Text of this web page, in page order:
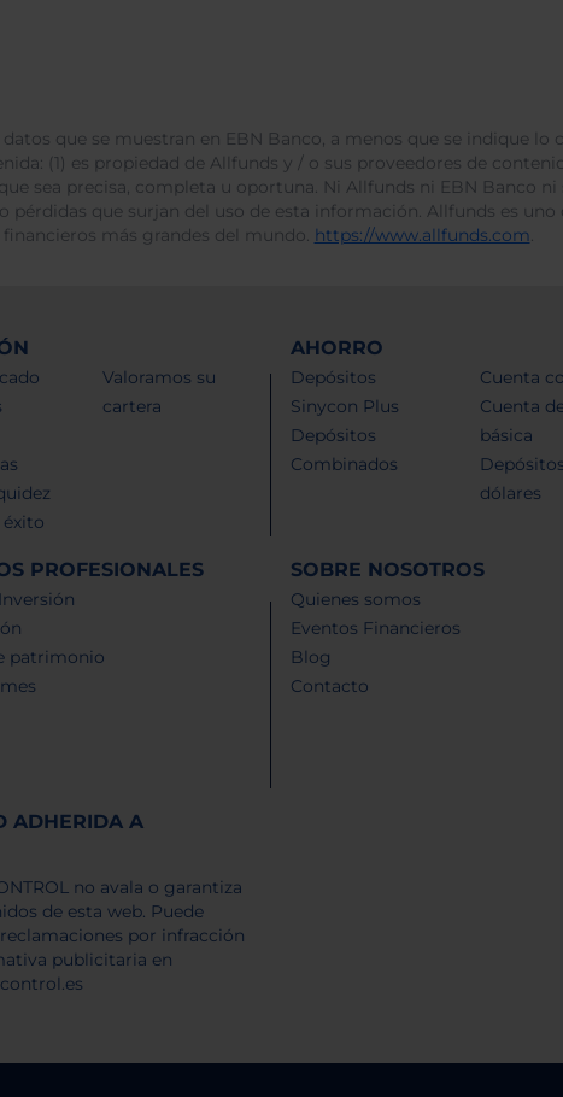
datos que se muestran en EBN Banco, a menos que se indique
(1) es propiedad de Allfunds y / o sus proveedores de
sea precisa, completa u oportuna. Ni Allfunds ni EBN Banco
o pérdidas que surjan del uso de esta información. Allfunds es
más grandes del mundo. https://www.allfunds.com.
éxito
Valoramos su
cartera
AHORRO
Depósitos
Sinycon Plus
Depósitos
Combinados
Cuenta
Cuenta
básica
dólares
PROFESIONALES
patrimonio
SOBRE NOSOTROS
Quienes somos
Eventos Financieros
Blog
Contacto
ADHERIDA A